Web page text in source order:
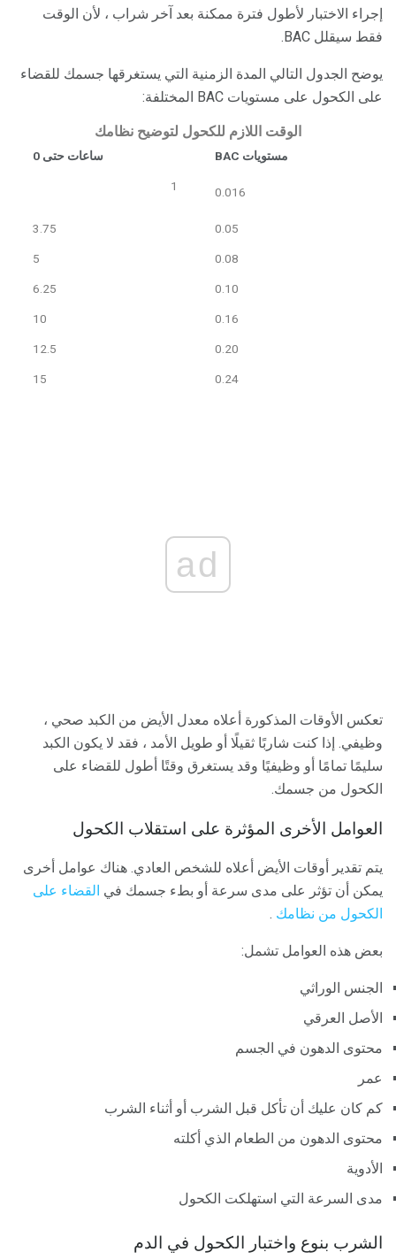
إجراء الاختبار لأطول فترة ممكنة بعد آخر شراب ، لأن الوقت
فقط سيقلل BAC.
يوضح الجدول التالي المدة الزمنية التي يستغرقها جسمك للقضاء
على الكحول على مستويات BAC المختلفة:
مستويات BAC ساعات حتى 0
الوقت اللازم للكحول لتوضيح نظامك
0.016
1
0.05
3.75
0.08
5
0.10
6.25
0.16
10
0.20
12.5
0.24
15
ad
تعكس الأوقات المذكورة أعلاه معدل الأيض من الكبد صحي ،
وظيفي. إذا كنت شاربًا ثقيلًا أو طويل الأمد ، فقد لا يكون الكبد
سليمًا تمامًا أو وظيفيًا وقد يستغرق وقتًا أطول للقضاء على
الكحول من جسمك.
العوامل الأخرى المؤثرة على استقلاب الكحول
يتم تقدير أوقات الأيض أعلاه للشخص العادي. هناك عوامل أخرى
يمكن أن تؤثر على مدى سرعة أو بطء جسمك في القضاء على
الكحول من نظامك .
بعض هذه العوامل تشمل:
الجنس الوراثي
الأصل العرقي
محتوى الدهون في الجسم
عمر
كم كان عليك أن تأكل قبل الشرب أو أثناء الشرب
محتوى الدهون من الطعام الذي أكلته
الأدوية
مدى السرعة التي استهلكت الكحول
الشرب بنوع واختبار الكحول في الدم